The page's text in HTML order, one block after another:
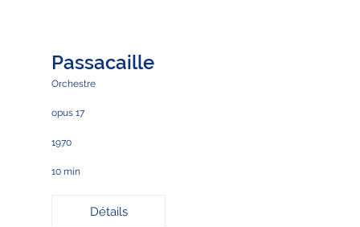
Passacaille
Orchestre
opus 17
1970
10 min
Détails